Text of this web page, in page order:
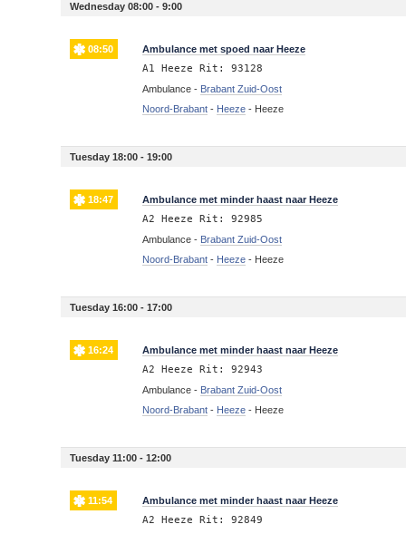
Wednesday 08:00 - 9:00
08:50 Ambulance met spoed naar Heeze
A1 Heeze Rit: 93128
Ambulance - Brabant Zuid-Oost
Noord-Brabant - Heeze - Heeze
Tuesday 18:00 - 19:00
18:47 Ambulance met minder haast naar Heeze
A2 Heeze Rit: 92985
Ambulance - Brabant Zuid-Oost
Noord-Brabant - Heeze - Heeze
Tuesday 16:00 - 17:00
16:24 Ambulance met minder haast naar Heeze
A2 Heeze Rit: 92943
Ambulance - Brabant Zuid-Oost
Noord-Brabant - Heeze - Heeze
Tuesday 11:00 - 12:00
11:54 Ambulance met minder haast naar Heeze
A2 Heeze Rit: 92849